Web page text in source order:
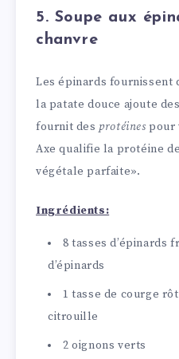
5. Soupe aux
chanvre
Les épinards fournissent
la patate douce ajoute
fournit des protéines pour
Axe qualifie la protéine
végétale parfaite».
Ingrédients:
8 tasses d’épinards
d’épinards
1 tasse de courge
citrouille
2 oignons verts